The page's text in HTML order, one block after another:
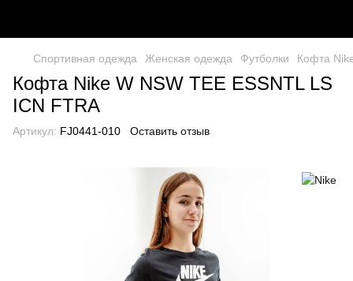
Спортивная одежда Женская одежда Футболки Кофта
Кофта Nike W NSW TEE ESSNTL LS
ICN FTRA
Артикул: FJ0441-010 Оставить отзыв